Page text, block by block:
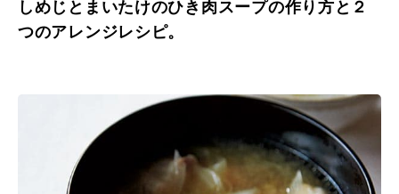
しめじとまいたけのひき肉スープの作り方と２
つのアレンジレシピ。